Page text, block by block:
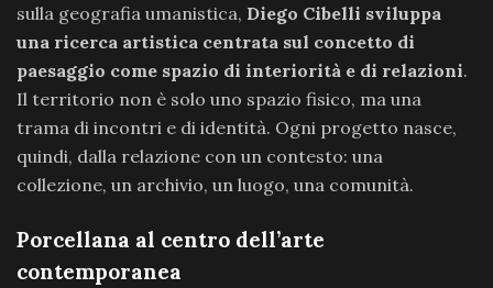
sulla geografia umanistica, Diego Cibelli sviluppa
una ricerca artistica centrata sul concetto di
paesaggio come spazio di interiorità e di relazioni.
Il territorio non è solo uno spazio fisico, ma una
trama di incontri e di identità. Ogni progetto nasce,
quindi, dalla relazione con un contesto: una
collezione, un archivio, un luogo, una comunità.
Porcellana al centro dell’arte
contemporanea